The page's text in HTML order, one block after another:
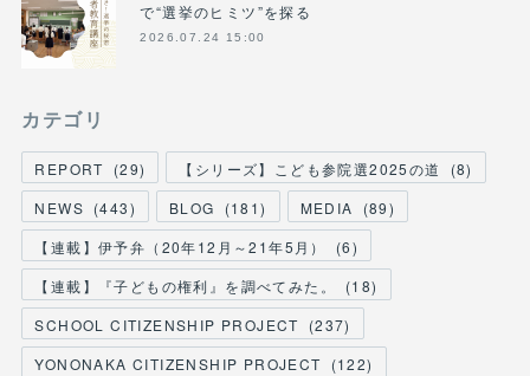
で“選挙のヒミツ”を探る
2026.07.24 15:00
カテゴリ
REPORT (29) 【シリーズ】こども参院選2025の道 (8)
NEWS (443) BLOG (181) MEDIA (89)
【連載】伊予弁（20年12月～21年5月）
(6)
【連載】『子どもの権利』を調べてみた。
(18)
SCHOOL CITIZENSHIP PROJECT
(237)
YONONAKA CITIZENSHIP PROJECT
(122)